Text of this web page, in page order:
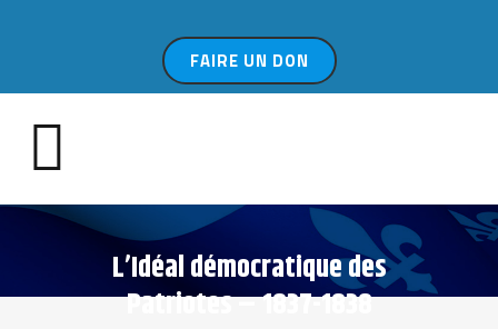
FAIRE UN DON
L’Idéal démocratique des
Patriotes – 1837-1838